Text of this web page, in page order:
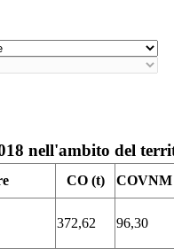
nell'ambito del
CO (t)
COVNM
372,62 96,30